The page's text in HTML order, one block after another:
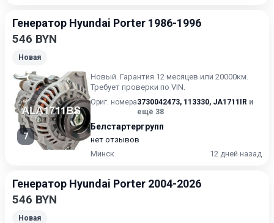
Генератор Hyundai Porter 1986-1996
546 BYN
Новая
7
Новый. Гарантия 12 месяцев или 20000км.
Требует проверки по VIN.
Ориг. номера3730042473, 113330, JA1711IR и
ещё 38
Белстартергрупп
нет отзывов
Минск
12 дней назад
Генератор Hyundai Porter 2004-2026
546 BYN
Новая